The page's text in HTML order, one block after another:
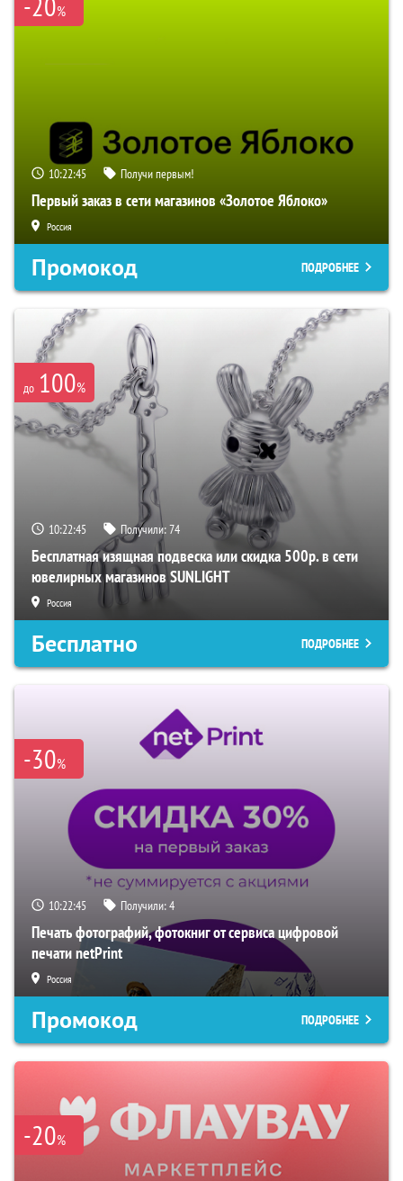
%
10:22:44 Получи первым!
Первый заказ в сети магазинов «Золотое Яблоко»
Россия
Промокод ПОДРОБНЕЕ
до 100%
10:22:44 Получили:74
Бесплатная изящная подвеска или скидка 500р. в сети
ювелирных магазинов SUNLIGHT
Россия
Бесплатно ПОДРОБНЕЕ
-30%
10:22:44 Получили:4
Печать фотографий, фотокниг от сервиса цифровой
печати netPrint
Россия
Промокод ПОДРОБНЕЕ
-20%